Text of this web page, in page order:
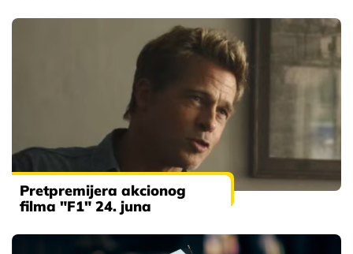
Pretpremijera akcionog
filma "F1" 24. juna